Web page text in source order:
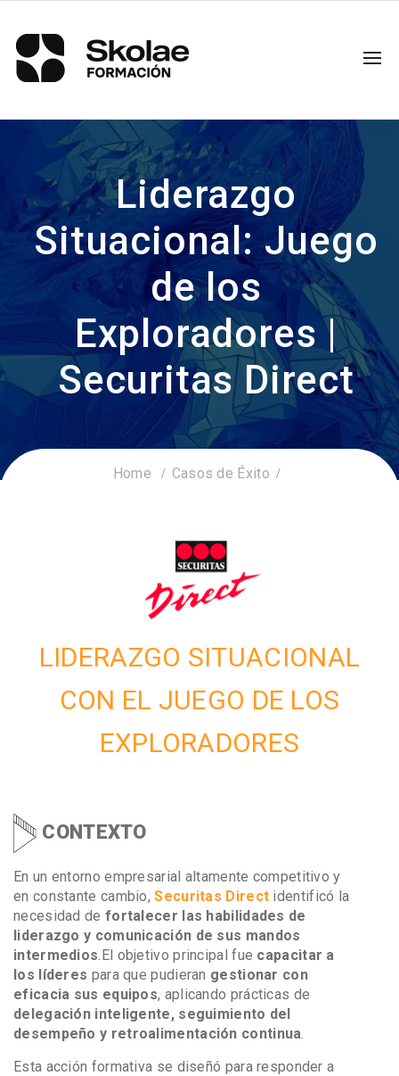
Liderazgo
Situacional: Juego
de los
Exploradores |
Securitas Direct
Home Casos de Éxito
LIDERAZGO SITUACIONAL
CON EL JUEGO DE LOS
EXPLORADORES
CONTEXTO
En un entorno empresarial altamente competitivo y
en constante cambio,Securitas Direct identificó la
necesidad de fortalecer las habilidades de
liderazgo y comunicación de sus mandos
intermedios El objetivo principal fue capacitar a
los líderes para que pudieran gestionar con
eficacia sus equipos, aplicando prácticas de
delegación inteligente, seguimiento del
desempeño y retroalimentación continua
Esta acción formativa se diseñó para responder a